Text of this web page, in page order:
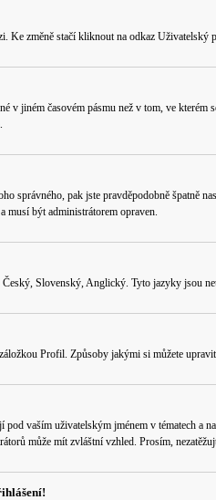
Ke změně stačí kliknout na odkaz Uživatelský
v jiném časovém pásmu než v tom, ve
správného, pak jste pravděpodobně
musí být administrátorem opraven.
Slovenský, Anglický. Tyto jazyky jsou
Profil. Způsoby jakými si můžete
pod vaším uživatelským jménem v tématech
může mít zvláštní vzhled. Prosím,